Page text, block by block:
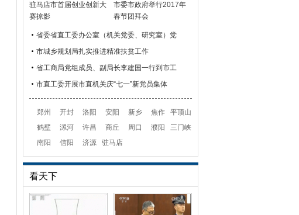
驻马店市首届创业创新大
赛掠影
市委市政府举行2017年
春节团拜会
省委省直工委办公室（机关党委、研究室）党
市城乡规划局扎实推进精准扶贫工作
省工商局党组成员、副局长李建国一行到市工
市直工委开展市直机关庆“七一”新党员集体
郑州 开封 洛阳 安阳 新乡 焦作
平顶山
鹤壁
漯河 许昌 商丘 周口 濮阳
三门峡
南阳
信阳 济源 驻马店
看天下